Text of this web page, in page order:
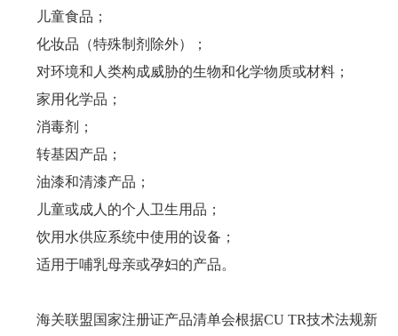
儿童食品；
化妆品（特殊制剂除外）；
对环境和人类构成威胁的生物和化学物质或材料；
家用化学品；
消毒剂；
转基因产品；
油漆和清漆产品；
儿童或成人的个人卫生用品；
饮用水供应系统中使用的设备；
适用于哺乳母亲或孕妇的产品。
海关联盟国家注册证产品清单会根据CU TR技术法规新